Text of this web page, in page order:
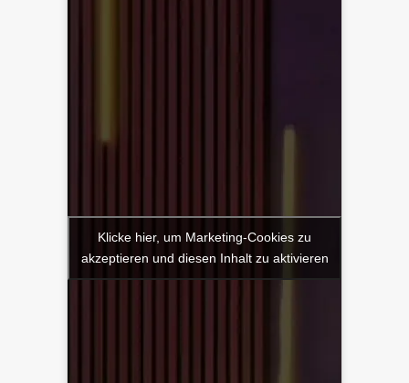
Klicke hier, um Marketing-Cookies zu
akzeptieren und diesen Inhalt zu aktivieren